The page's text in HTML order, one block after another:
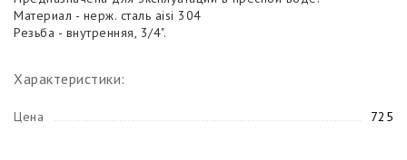
Материал - нерж. сталь aisi 304
Резьба - внутренняя, 3/4".
Характеристики:
Цена 725